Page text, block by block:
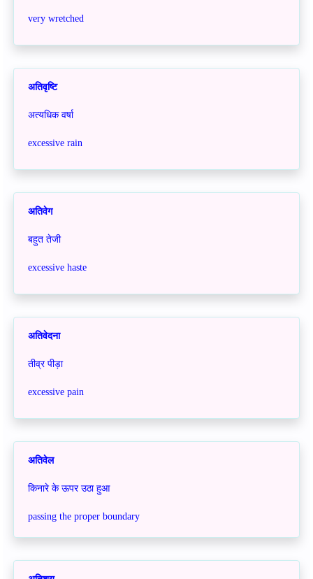
very wretched
अतिवृष्टि
अत्यधिक वर्षा
excessive rain
अतिवेग
बहुत तेजी
excessive haste
अतिवेदना
तीव्र पीड़ा
excessive pain
अतिवेल
किनारे के ऊपर उठा हुआ
passing the proper boundary